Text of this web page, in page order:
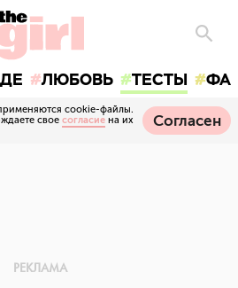
ЛЮБОВЬ ТЕСТЫ
cookie-файлы.
свое согласие на их
Согласен